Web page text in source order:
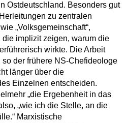
Ostdeutschland. Besonders gut
zu zentralen
„Volksgemeinschaft“,
die implizit zeigen, warum die
wirkte. Die Arbeit
der frühere NS-Chefideologe
länger über die
Einzelnen entscheiden.
„die Ergebenheit in das
„wie ich die Stelle, an die
Marxistische